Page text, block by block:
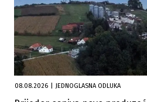
08.08.2026 JEDNOGLASNA ODLUKA